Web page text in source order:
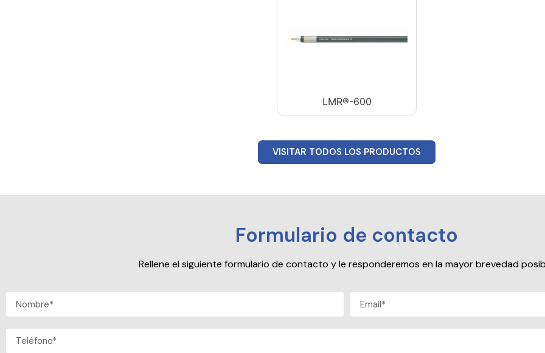
LMR®-600
VISITAR TODOS LOS PRODUCTOS
Formulario de contacto
Rellene el siguiente formulario de contacto y le responderemos en la mayor brevedad